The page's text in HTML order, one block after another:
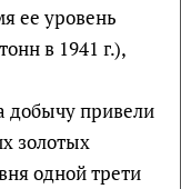
ее уровень
в 1941 г.),
добычу привели
золотых
одной трети